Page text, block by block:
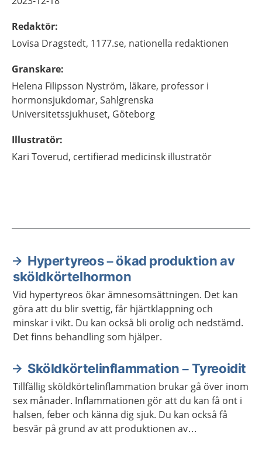
Redaktör:
Lovisa Dragstedt, 1177.se, nationella redaktionen
Granskare:
Helena Filipsson Nyström, läkare, professor i
hormonsjukdomar, Sahlgrenska
Universitetssjukhuset, Göteborg
Illustratör:
Kari Toverud, certifierad medicinsk illustratör
Aktuella artiklar
Hypertyreos – ökad produktion av
sköldkörtelhormon
Vid hypertyreos ökar ämnesomsättningen. Det kan
göra att du blir svettig, får hjärtklappning och
minskar i vikt. Du kan också bli orolig och nedstämd.
Det finns behandling som hjälper.
Sköldkörtelinflammation – Tyreoidit
Tillfällig sköldkörtelinflammation brukar gå över inom
sex månader. Inflammationen gör att du kan få ont i
halsen, feber och känna dig sjuk. Du kan också få
besvär på grund av att produktionen av